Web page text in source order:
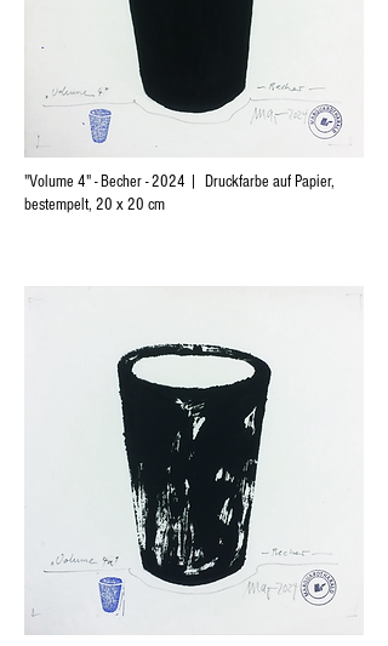
"Volume 4" - Becher - 2024 | Druckfarbe auf Papier,
bestempelt, 20 x 20 cm